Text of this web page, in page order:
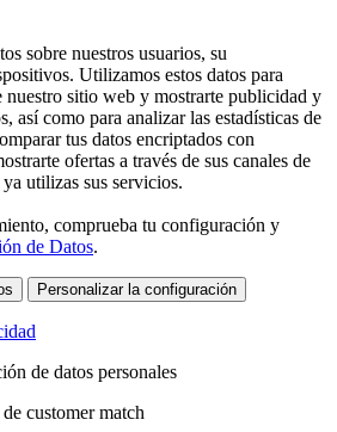
sobre nuestros usuarios, su
Utilizamos estos datos para
nuestro sitio web y mostrarte publicidad y
así como para analizar las estadísticas de
tus datos encriptados con
ofertas a través de sus canales de
utilizas sus servicios.
comprueba tu configuración y
de Datos.
Personalizar la configuración
de datos personales
customer match